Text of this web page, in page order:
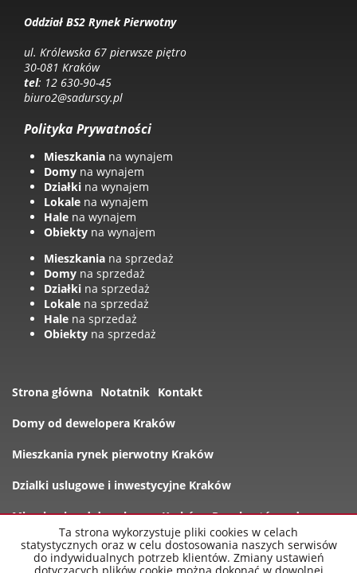
Oddział BS2 Rynek Pierwotny
ul. Królewska 67 pierwsze piętro
30-081 Kraków
tel: 12 630-90-45
biuro2@sadurscy.pl
Polityka Prywatności
Mieszkania na wynajem
Domy na wynajem
Działki na wynajem
Lokale na wynajem
Hale na wynajem
Obiekty na wynajem
Mieszkania na sprzedaż
Domy na sprzedaż
Działki na sprzedaż
Lokale na sprzedaż
Hale na sprzedaż
Obiekty na sprzedaż
Strona główna Notatnik Kontakt
Domy od dewelopera Kraków
Mieszkania rynek pierwotny Kraków
Dzialki uslugowe i inwestycyjne Kraków
Mieszkania od dewelopera Kraków Rynek wtórny domy
Oferty
Ta strona wykorzystuje pliki cookies w celach
statystycznych oraz w celu dostosowania naszych serwisów
do indywidualnych potrzeb klientów. Zmiany ustawień